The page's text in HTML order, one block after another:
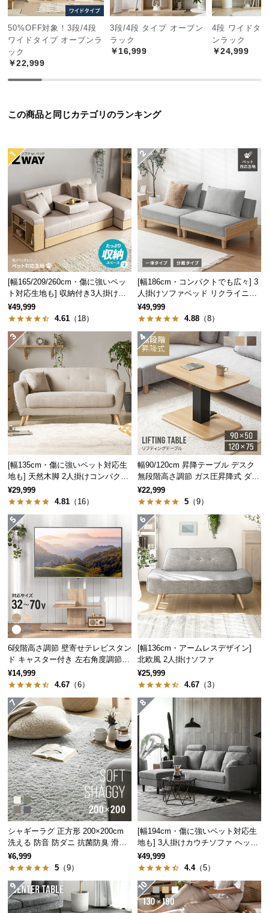
中
型
商
品
の
つ
商
品
の
配
送
に
つ
い
て
開
梱
置
サ
ー
ビ
ス
つ
い
て
搬
入
経
い
て
返
品・
キ
ャ
ン
セ
ル
に
つ
い
て
保
証
に
い
会
奥行き
約119.5㎝ 約32㎝ 約75㎝
重厚感のある板の厚み
しっかりとした厚みのある板で構成されたラック
は、置くだけで重厚感のある雰囲気を演出すること
ができます。
厚み 約2.5cm
アイディア次第で使い方いろいろ
使い勝手の良いサイズ感のため、アイディア次第で
色々な使い方が可能。より快適な空間を造り出しま
す。
50%OFF対象！3段/4段
ワイドタイプ オープンラ
ック
￥22,999
3段/4段 タイプ オープン
ラック
￥16,999
4段 ワイドタ
ンラック
￥24,999
この商品と同じカテゴリのランキング
[幅165/209/260cm・傷に強いペッ
ト対応生地も] 収納付き3人掛け多
機能ソファ
¥49,999
4.61 （18）
[幅186cm・コンパクトでも広々] 3
人掛けソファベッド リクライニン
グ 天然木フレーム 北欧
¥49,999
4.88 （8）
[幅135cm・傷に強いペット対応生
地も] 天然木脚 2人掛けコンパクト
ソファ 北欧風
¥29,999
4.81 （16）
幅90/120cm 昇降テーブル デスク
無段階高さ調節 ガス圧昇降式 ダイ
ニング 高さ55~70cm
¥22,999
5 （9）
6段階高さ調節 壁寄せテレビスタン
ド キャスター付き 左右角度調節機
能
¥14,999
4.67 （6）
[幅136cm・アームレスデザイン]
北欧風 2人掛けソファ
¥25,999
4.67 （3）
シャギーラグ 正方形 200×200cm
洗える 防音 防ダニ 抗菌防臭 滑り
止め付き
¥6,999
5 （9）
[幅194cm・傷に強いペット対応生
地も] 3人掛けカウチソファ ヘッド
レスト付 レイアウト自由 広々設計
¥49,999
4.4（5）